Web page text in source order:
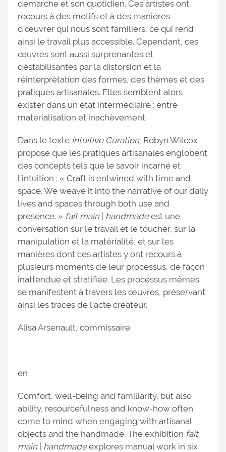
démarche et son quotidien. Ces artistes ont
recours à des motifs et à des manières
d’œuvrer qui nous sont familiers, ce qui rend
ainsi le travail plus accessible. Cependant, ces
œuvres sont aussi surprenantes et
déstabilisantes par la distorsion et la
réinterprétation des formes, des thèmes et des
pratiques artisanales. Elles semblent alors
exister dans un état intermédiaire : entre
matérialisation et inachèvement.
Dans le texte Intuitive Curation, Robyn Wilcox
propose que les pratiques artisanales englobent
des concepts tels que le savoir incarné et
l’intuition : « Craft is entwined with time and
space. We weave it into the narrative of our daily
lives and spaces through both use and
presence. » fait main| handmadeest une
conversation sur le travail et le toucher, sur la
manipulation et la matérialité, et sur les
manières dont ces artistes y ont recours à
plusieurs moments de leur processus, de façon
inattendue et stratifiée. Les processus mêmes
se manifestent à travers les œuvres, préservant
ainsi les traces de l’acte créateur.
Alisa Arsenault, commissaire
en
Comfort, well-being and familiarity, but also
ability, resourcefulness and know-how often
come to mind when engaging with artisanal
objects and the handmade. The exhibition fait
main| handmadeexplores manual work in six